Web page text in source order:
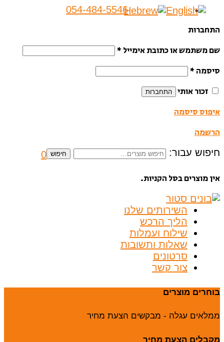
054-484-5546
התחברות
שם משתמש או כתובת אימייל *
סיסמה *
זכור אותי
התחברות
איפוס סיסמה
הרשמה
חיפוש עבור: חיפוש 0
אין מוצרים בסל הקניות.
השירותים שלנו
הליך הרכש
שילוח ועמלות
שאלות ותשובות
סרטונים
צור קשר
בוחרים מוצרים
ממלאים עגלה - מבקשים הצעת מחיר
מקבלים הצעת מחיר